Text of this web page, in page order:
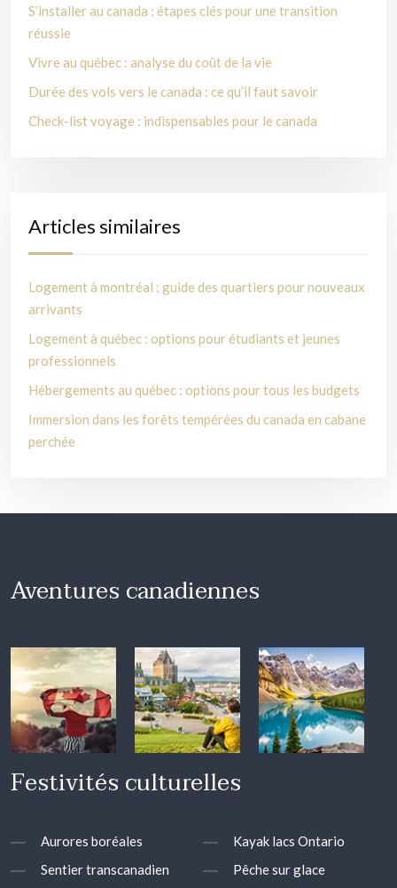
S’installer au canada : étapes clés pour une transition
réussie
Vivre au québec : analyse du coût de la vie
Durée des vols vers le canada : ce qu’il faut savoir
Check-list voyage : indispensables pour le canada
Articles similaires
Logement à montréal : guide des quartiers pour nouveaux
arrivants
Logement à québec : options pour étudiants et jeunes
professionnels
Hébergements au québec : options pour tous les budgets
Immersion dans les forêts tempérées du canada en cabane
perchée
Aventures canadiennes
Festivités culturelles
Aurores boréales
Sentier transcanadien
Kayak lacs Ontario
Pêche sur glace